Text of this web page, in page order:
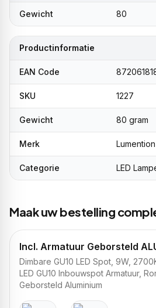
Gewicht 80
Productinformatie
EAN Code
SKU 1227
Gewicht 80 gram
Merk Lumention
Categorie LED
Maak uw bestelling
Incl. Armatuur Geborsteld
Dimbare GU10 LED Spot, 9W,
LED GU10 Inbouwspot Armatuur,
Geborsteld Aluminium